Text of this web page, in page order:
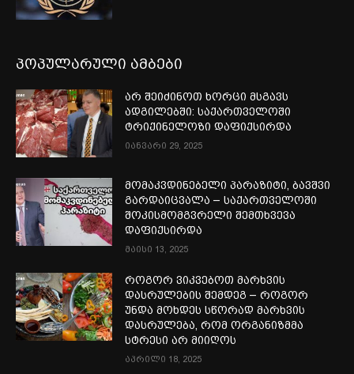
პოპულარული ამბები
არ შეიძინოთ ხორცი მსგავს
ადგილებში: საქართველოში
ტრიქინელოზი დაფიქსირდა
იანვარი 29, 2025
მომაკვდინებელი პარაზიტი, ბავშვი
გარდაიცვალა – საქართველოში
შოკისმომგვრელი შემთხვევა
დაფიქსირდა
მაისი 13, 2025
როგორ ვიკვებოთ მარხვის
დასრულების შემდეგ – როგორ
უნდა მოხდეს სწორად მარხვის
დასრულება, რომ ორგანიზმმა
სტრესი არ მიიღოს
აპრილი 18, 2025